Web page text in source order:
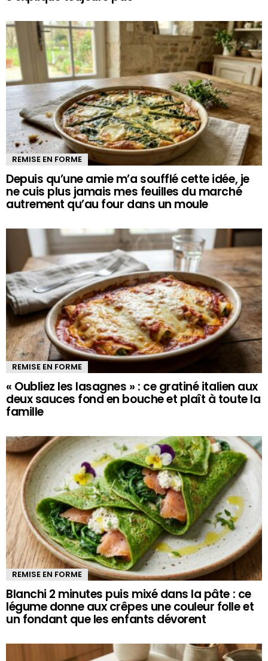
REMISE EN FORME
Depuis qu’une amie m’a soufflé cette idée, je
ne cuis plus jamais mes feuilles du marché
autrement qu’au four dans un moule
REMISE EN FORME
« Oubliez les lasagnes » : ce gratiné italien aux
deux sauces fond en bouche et plaît à toute la
famille
REMISE EN FORME
Blanchi 2 minutes puis mixé dans la pâte : ce
légume donne aux crêpes une couleur folle et
un fondant que les enfants dévorent